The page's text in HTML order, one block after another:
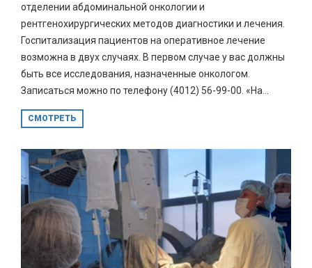
отделении абдоминальной онкологии и
рентгенохирургических методов диагностики и лечения.
Госпитализация пациентов на оперативное лечение
возможна в двух случаях. В первом случае у вас должны
быть все исследования, назначенные онкологом.
Записаться можно по телефону (4012) 56-99-00. «На...
СМОТРЕТЬ